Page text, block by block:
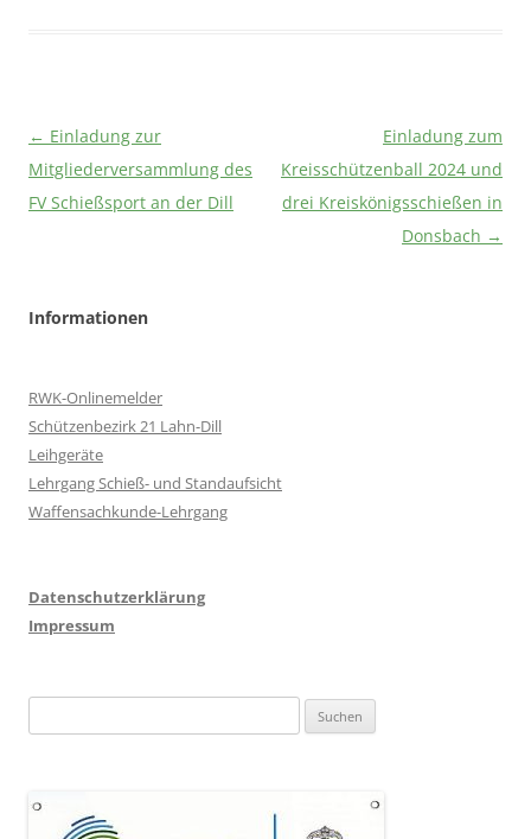
Beitragsnavigation
← Einladung zur
Mitgliederversammlung des
FV Schießsport an der Dill
Einladung zum
Kreisschützenball 2024 und
drei Kreiskönigsschießen in
Donsbach →
Informationen
RWK-Onlinemelder
Schützenbezirk 21 Lahn-Dill
Leihgeräte
Lehrgang Schieß- und Standaufsicht
Waffensachkunde-Lehrgang
Datenschutzerklärung
Impressum
nach: